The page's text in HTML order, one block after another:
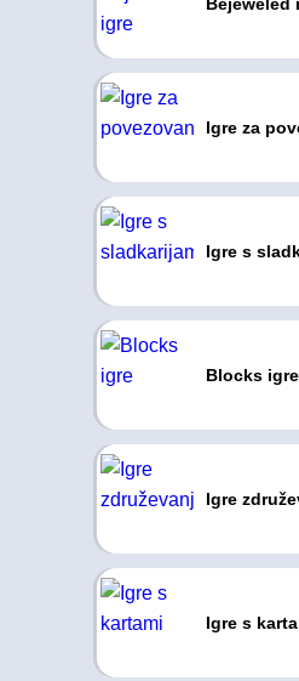
Igre za
Igre s
Blocks igre
Igre
Igre s